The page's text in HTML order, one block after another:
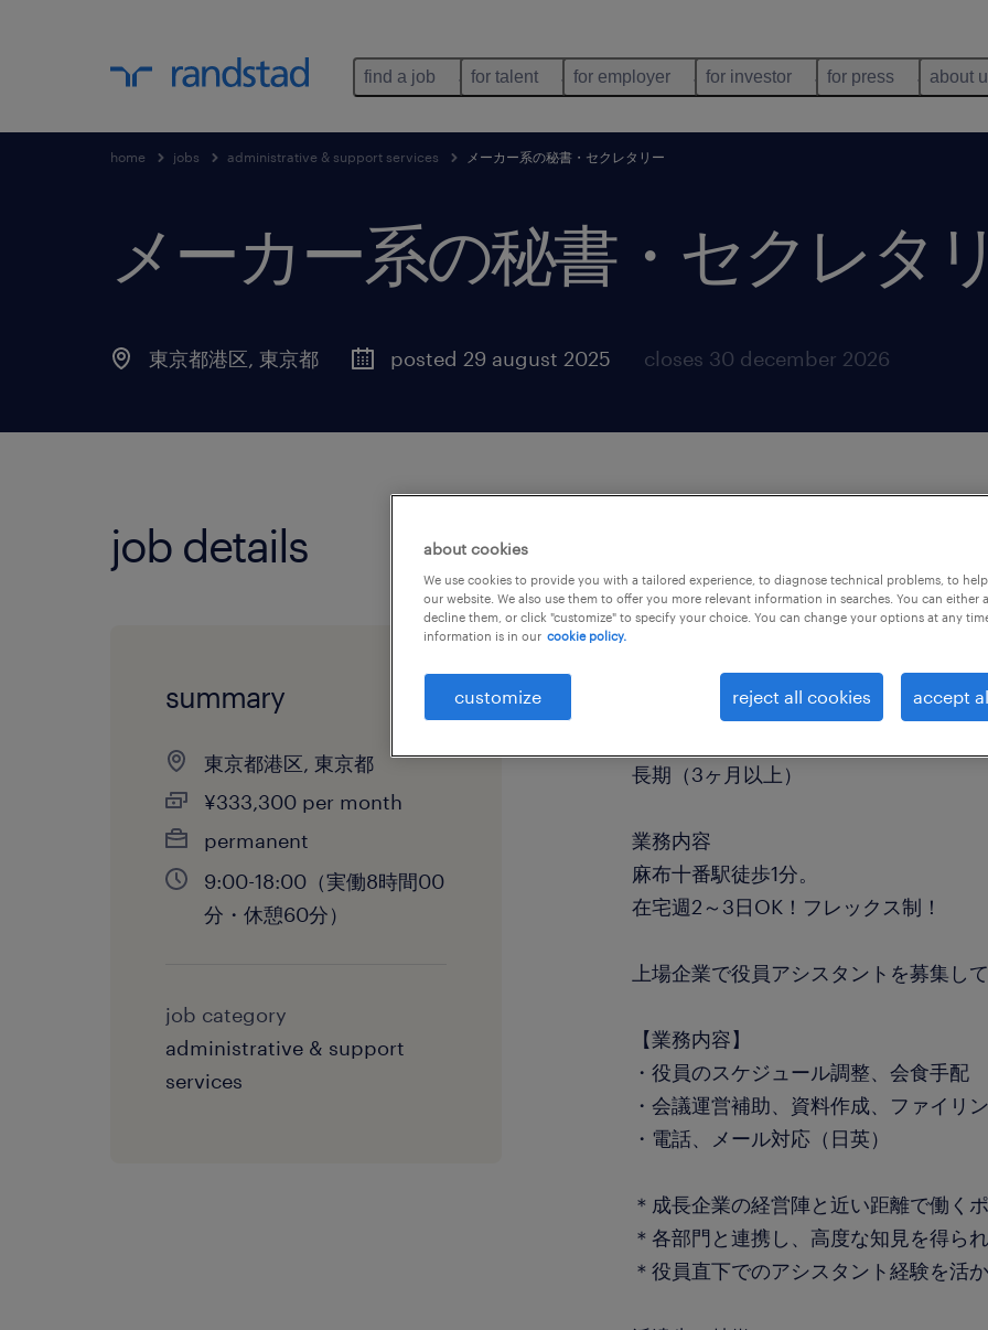
find a job for talent for employer for investor for press about
home jobs administrative & support services メーカー系の秘書・セクレタリー
メーカー系の秘書・セクレタ
東京都港区, 東京都 posted 29 august 2025 closes 30 december 2026
job details
summary
東京都港区, 東京都
¥333,300 per month
permanent
9:00-18:00（実働8時間00
分・休憩60分）
job category
administrative & support
services
秘書・セクレタリー
長期（3ヶ月以上）
業務内容
麻布十番駅徒歩1分。
在宅週2～3日OK！フレックス制！
上場企業で役員アシスタントを募集して
【業務内容】
・役員のスケジュール調整、会食手配
・会議運営補助、資料作成、ファイリ
・電話、メール対応（日英）
＊成長企業の経営陣と近い距離で働くポ
＊各部門と連携し、高度な知見を得ら
＊役員直下でのアシスタント経験を活か
about cookies
We use cookies to provide you with a tailored experience, to diagnose technical problems, to
our website. We also use them to offer you more relevant information in searches. You can either
decline them, or click "customize" to specify your choice. You can change your options at any
information is in our cookie policy.
customize reject all cookies accept